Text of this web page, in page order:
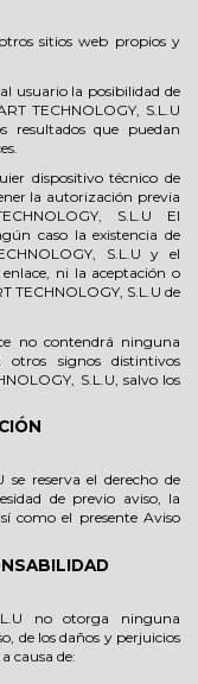
sitios web propios y
usuario la posibilidad de
TECHNOLOGY, S.L.U
resultados que puedan
dispositivo técnico de
la autorización previa
S.L.U El
caso la existencia de
S.L.U y el
ni la aceptación o
TECHNOLOGY, S.L.U de
no contendrá ninguna
otros signos distintivos
S.L.U, salvo los
se reserva el derecho de
de previo aviso, la
como el presente Aviso
no otorga ninguna
de los daños y perjuicios
causa de: